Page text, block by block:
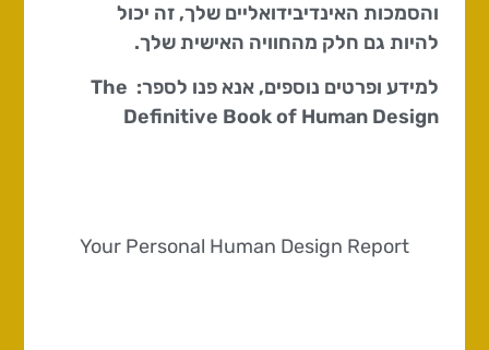
והסמכות האינדיבידואליים שלך, זה יכול
להיות גם חלק מהחוויה האישית שלך.
למידע ופרטים נוספים, אנא פנו לספר: The
Definitive Book of Human Design
Your Personal Human Design Report